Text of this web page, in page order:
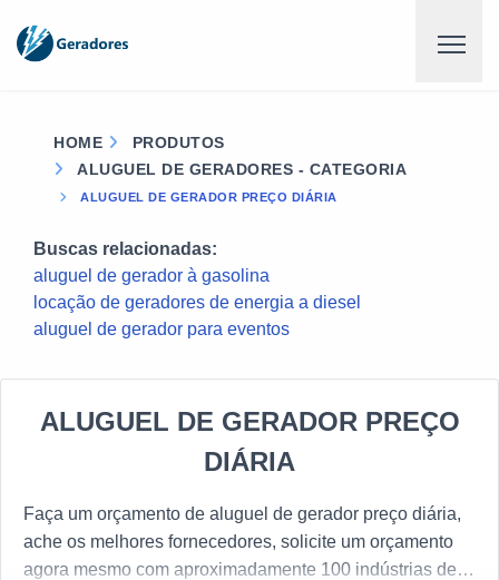
HOME
PRODUTOS
ALUGUEL DE GERADORES - CATEGORIA
ALUGUEL DE GERADOR PREÇO DIÁRIA
Buscas relacionadas:
aluguel de gerador à gasolina
locação de geradores de energia a diesel
aluguel de gerador para eventos
ALUGUEL DE GERADOR PREÇO
DIÁRIA
Faça um orçamento de aluguel de gerador preço diária,
ache os melhores fornecedores, solicite um orçamento
agora mesmo com aproximadamente 100 indústrias de